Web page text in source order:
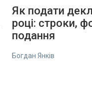
Як подати
році: строки,
подання
Богдан Янків